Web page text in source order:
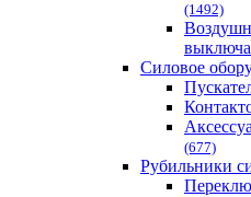
(1492)
Силовое
(677)
Рубильники